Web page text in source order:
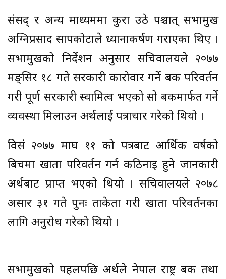
संसद् र अन्य माध्यममा कुरा उठे पश्चात् सभामुख
अग्निप्रसाद सापकोटाले ध्यानाकर्षण गराएका थिए ।
सभामुखको निर्देशन अनुसार सचिवालयले २०७७
मङ्सिर १८ गते सरकारी कारोवार गर्ने बैंक परिवर्तन
गरी पूर्ण सरकारी स्वामित्व भएको सो बैंकमार्फत गर्ने
व्यवस्था मिलाउन अर्थलाई पत्राचार गरेको थियो ।
विसं २०७७ माघ ११ को पत्रबाट आर्थिक वर्षको
बिचमा खाता परिवर्तन गर्न कठिनाइ हुने जानकारी
अर्थबाट प्राप्त भएको थियो । सचिवालयले २०७८
असार ३१ गते पुनः ताकेता गरी खाता परिवर्तनका
लागि अनुरोध गरेको थियो ।
सभामुखको पहलपछि अर्थले नेपाल राष्ट्र बैंक तथा